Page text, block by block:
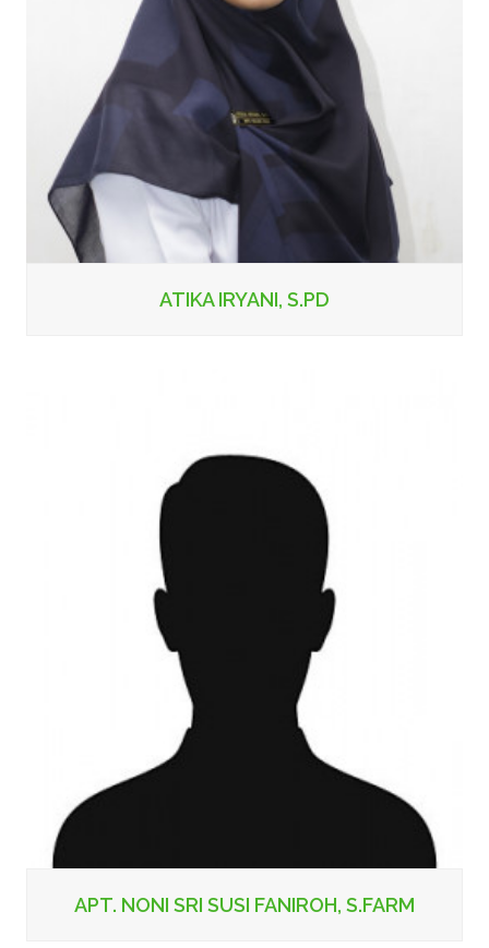
ATIKA IRYANI, S.PD
APT. NONI SRI SUSI FANIROH, S.FARM